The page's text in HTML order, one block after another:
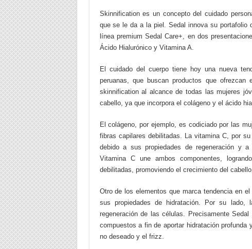
Skinnification es un concepto del cuidado
que se le da a la piel. Sedal innova su
línea premium Sedal Care+, en dos
Ácido Hialurónico y Vitamina A.
El cuidado del cuerpo tiene hoy una nueva
peruanas, que buscan productos que
skinnification al alcance de todas las mujeres
cabello, ya que incorpora el colágeno y el ácido
El colágeno, por ejemplo, es codiciado por las
fibras capilares debilitadas. La vitamina C, por
debido a sus propiedades de regeneración y
Vitamina C une ambos componentes,
debilitadas, promoviendo el crecimiento del
Otro de los elementos que marca tendencia en
sus propiedades de hidratación. Por su
regeneración de las células. Precisamente
compuestos a fin de aportar hidratación
no deseado y el frizz.